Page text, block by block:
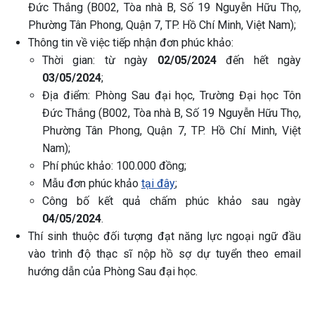
Đức Thắng (B002, Tòa nhà B, Số 19 Nguyễn Hữu Thọ,
Phường Tân Phong, Quận 7, TP. Hồ Chí Minh, Việt Nam);
Thông tin về việc tiếp nhận đơn phúc khảo:
Thời gian: từ ngày 02/05/2024đến hết ngày
03/05/2024;
Địa điểm: Phòng Sau đại học, Trường Đại học Tôn
Đức Thắng (B002, Tòa nhà B, Số 19 Nguyễn Hữu Thọ,
Phường Tân Phong, Quận 7, TP. Hồ Chí Minh, Việt
Nam);
Phí phúc khảo: 100.000 đồng;
Mẫu đơn phúc khảo tại đây;
Công bố kết quả chấm phúc khảo sau ngày
04/05/2024.
Thí sinh thuộc đối tượng đạt năng lực ngoại ngữ đầu
vào trình độ thạc sĩ nộp hồ sợ dự tuyển theo email
hướng dẫn của Phòng Sau đại học.